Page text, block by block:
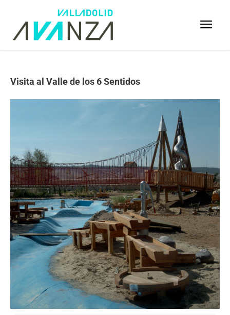
Visita al Valle de los 6 Sentidos